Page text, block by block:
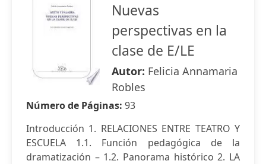
Nuevas
perspectivas en la
clase de E/LE
Autor: Felicia Annamaria
Robles
Número de Páginas: 93
Introducción 1. RELACIONES ENTRE TEATRO Y
ESCUELA 1.1. Función pedagógica de la
dramatización – 1.2. Panorama histórico 2. LA